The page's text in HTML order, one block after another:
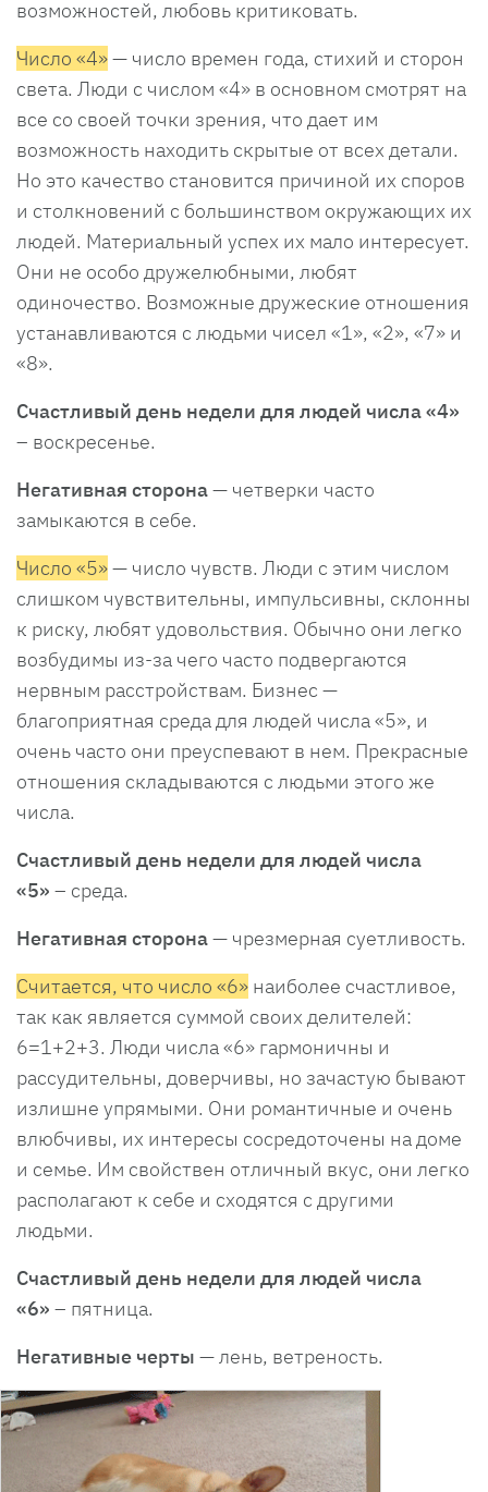
возможностей, любовь критиковать.
Число «4»— число времен года, стихий и сторон
света. Люди с числом «4» в основном смотрят на
все со своей точки зрения, что дает им
возможность находить скрытые от всех детали.
Но это качество становится причиной их споров
и столкновений с большинством окружающих их
людей. Материальный успех их мало интересует.
Они не особо дружелюбными, любят
одиночество. Возможные дружеские отношения
устанавливаются с людьми чисел «1», «2», «7» и
«8».
Счастливый день недели для людей числа «4»
– воскресенье.
Негативная сторона— четверки часто
замыкаются в себе.
Число «5»— число чувств. Люди с этим числом
слишком чувствительны, импульсивны, склонны
к риску, любят удовольствия. Обычно они легко
возбудимы из-за чего часто подвергаются
нервным расстройствам. Бизнес —
благоприятная среда для людей числа «5», и
очень часто они преуспевают в нем. Прекрасные
отношения складываются с людьми этого же
числа.
Счастливый день недели для людей числа
«5» – среда.
Негативная сторона— чрезмерная суетливость.
Считается, что число «6» наиболее счастливое,
так как является суммой своих делителей:
6=1+2+3. Люди числа «6» гармоничны и
рассудительны, доверчивы, но зачастую бывают
излишне упрямыми. Они романтичные и очень
влюбчивы, их интересы сосредоточены на доме
и семье. Им свойствен отличный вкус, они легко
располагают к себе и сходятся с другими
людьми.
Счастливый день недели для людей числа
«6» – пятница.
Негативные черты — лень, ветреность.